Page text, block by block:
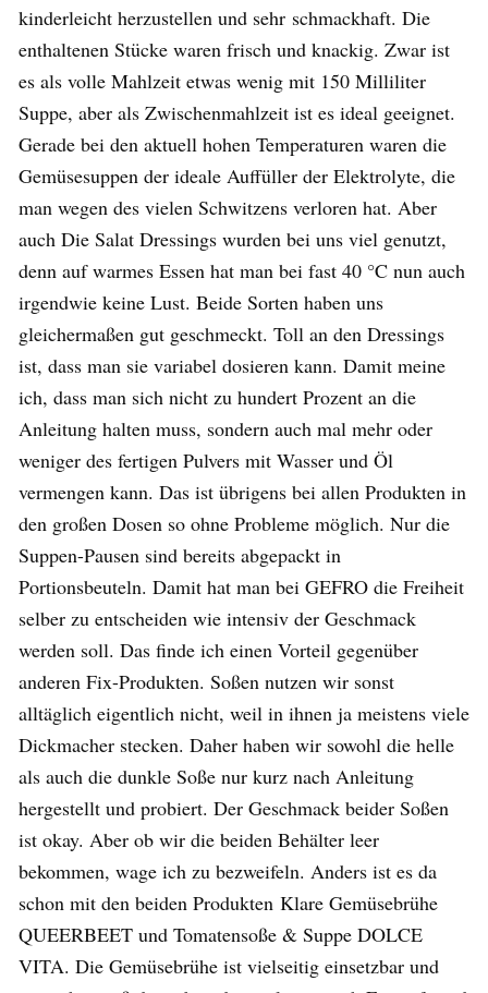
kinderleicht herzustellen und sehr schmackhaft. Die
enthaltenen Stücke waren frisch und knackig. Zwar ist
es als volle Mahlzeit etwas wenig mit 150 Milliliter
Suppe, aber als Zwischenmahlzeit ist es ideal geeignet.
Gerade bei den aktuell hohen Temperaturen waren die
Gemüsesuppen der ideale Auffüller der Elektrolyte, die
man wegen des vielen Schwitzens verloren hat. Aber
auch Die Salat Dressings wurden bei uns viel genutzt,
denn auf warmes Essen hat man bei fast 40 °C nun auch
irgendwie keine Lust. Beide Sorten haben uns
gleichermaßen gut geschmeckt. Toll an den Dressings
ist, dass man sie variabel dosieren kann. Damit meine
ich, dass man sich nicht zu hundert Prozent an die
Anleitung halten muss, sondern auch mal mehr oder
weniger des fertigen Pulvers mit Wasser und Öl
vermengen kann. Das ist übrigens bei allen Produkten in
den großen Dosen so ohne Probleme möglich. Nur die
Suppen-Pausen sind bereits abgepackt in
Portionsbeuteln. Damit hat man bei GEFRO die Freiheit
selber zu entscheiden wie intensiv der Geschmack
werden soll. Das finde ich einen Vorteil gegenüber
anderen Fix-Produkten. Soßen nutzen wir sonst
alltäglich eigentlich nicht, weil in ihnen ja meistens viele
Dickmacher stecken. Daher haben wir sowohl die helle
als auch die dunkle Soße nur kurz nach Anleitung
hergestellt und probiert. Der Geschmack beider Soßen
ist okay. Aber ob wir die beiden Behälter leer
bekommen, wage ich zu bezweifeln. Anders ist es da
schon mit den beiden Produkten Klare Gemüsebrühe
QUEERBEET und Tomatensoße & Suppe DOLCE
VITA. Die Gemüsebrühe ist vielseitig einsetzbar und